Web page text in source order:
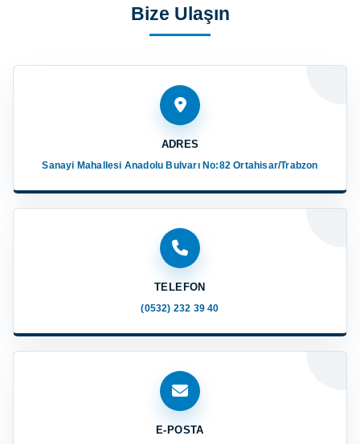
Bize Ulaşın
ADRES
Sanayi Mahallesi Anadolu Bulvarı No:82 Ortahisar/Trabzon
TELEFON
(0532) 232 39 40
E-POSTA